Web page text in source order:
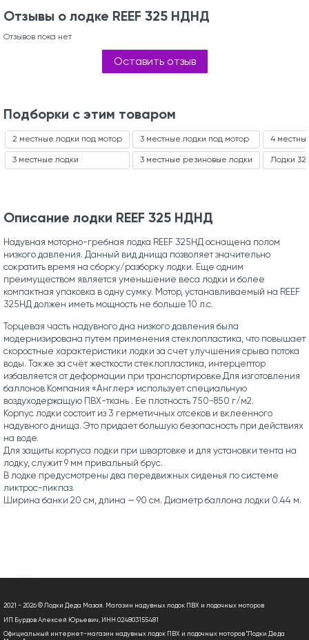
Отзывы о лодке REEF 325 НДНД
Отзывов пока нет
Оставить отзыв
Подборки с этим товаром
2 местные лодки под мотор
3 местные лодки
3 местные лодки под мотор
3 местные резиновые лодки
4
Лодки
Описание лодки REEF 325 НДНД
Надувная моторно-гребная лодка REEF 325НД оснащена полом
низкого давления. Данный вид днища позволяет значительно
сократить время на сборку/разборку лодки. Еще одним
преимуществом является уменьшение веса лодки и более
компактная упаковка в одну сумку. Мотор, устанавливаемый на REEF
325НД должен иметь мощность не больше 10 л.с.
Торцевая часть надувного дна низкого давления была
модернизирована путем применения стеклопластика, что повышает
скоростные характеристики лодки за счет улучшения срыва потока
воды. Также за счёт жесткости стеклопластика, интерцептор
избавляется от деформации при транспортировке.Для изготовления
баллонов Компания «Англер» использует специальную
воздуходержащую ПВХ-ткань . Ее плотность 750-850 г/м2.
Корпус лодки состоит из 3 герметичных отсеков и вклеенного
надувного днища. Это придает большую безопасность при действиях
на воде.
Для защиты корпуса лодки при швартовке и для установки тента на
лодку, служит 9 мм привальный брус.
В лодке предусмотрены два передвижных сиденья по системе
ликтрос-ликпаз.
Ширина банки 20 см, длина — 90 см. Диаметр баллона лодки 0.44 м.
2021 - 2026 © Лодки Деда Мазая. Магазин надувных лодок ПВХ и лодочных моторов
ИП Бурдов Алексей Юрьевич, ИНН 024803155481
Официальный интернет-магазин надувных лодок ПВХ и лодочных моторов "Лодки Деда